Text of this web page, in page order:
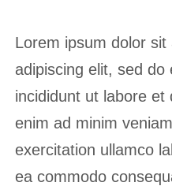
Lorem ipsum dolor
adipiscing elit, sed do
incididunt ut labore et
enim ad minim
exercitation ullamco
ea commodo